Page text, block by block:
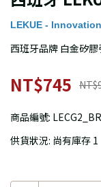
LEKUE -
西班牙品牌 白金矽
NT$745
商品編號: LECG2_BR
供貨狀況: 尚有庫存 1